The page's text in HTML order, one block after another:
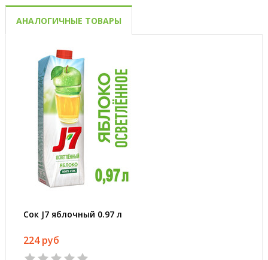
АНАЛОГИЧНЫЕ ТОВАРЫ
Сок J7 яблочный 0.97 л
224 руб